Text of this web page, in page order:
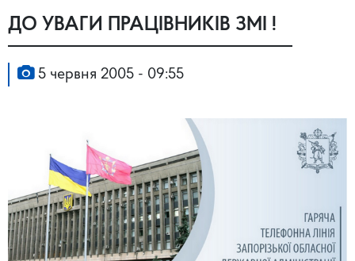
ДО УВАГИ ПРАЦІВНИКІВ ЗМІ !
5 червня 2005 - 09:55